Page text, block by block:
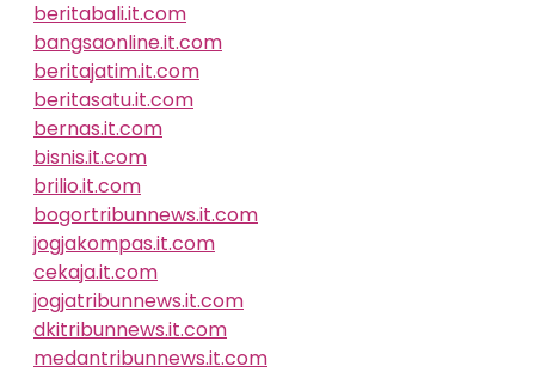
beritabali.it.com
bangsaonline.it.com
beritajatim.it.com
beritasatu.it.com
bernas.it.com
bisnis.it.com
brilio.it.com
bogortribunnews.it.com
jogjakompas.it.com
cekaja.it.com
jogjatribunnews.it.com
dkitribunnews.it.com
medantribunnews.it.com